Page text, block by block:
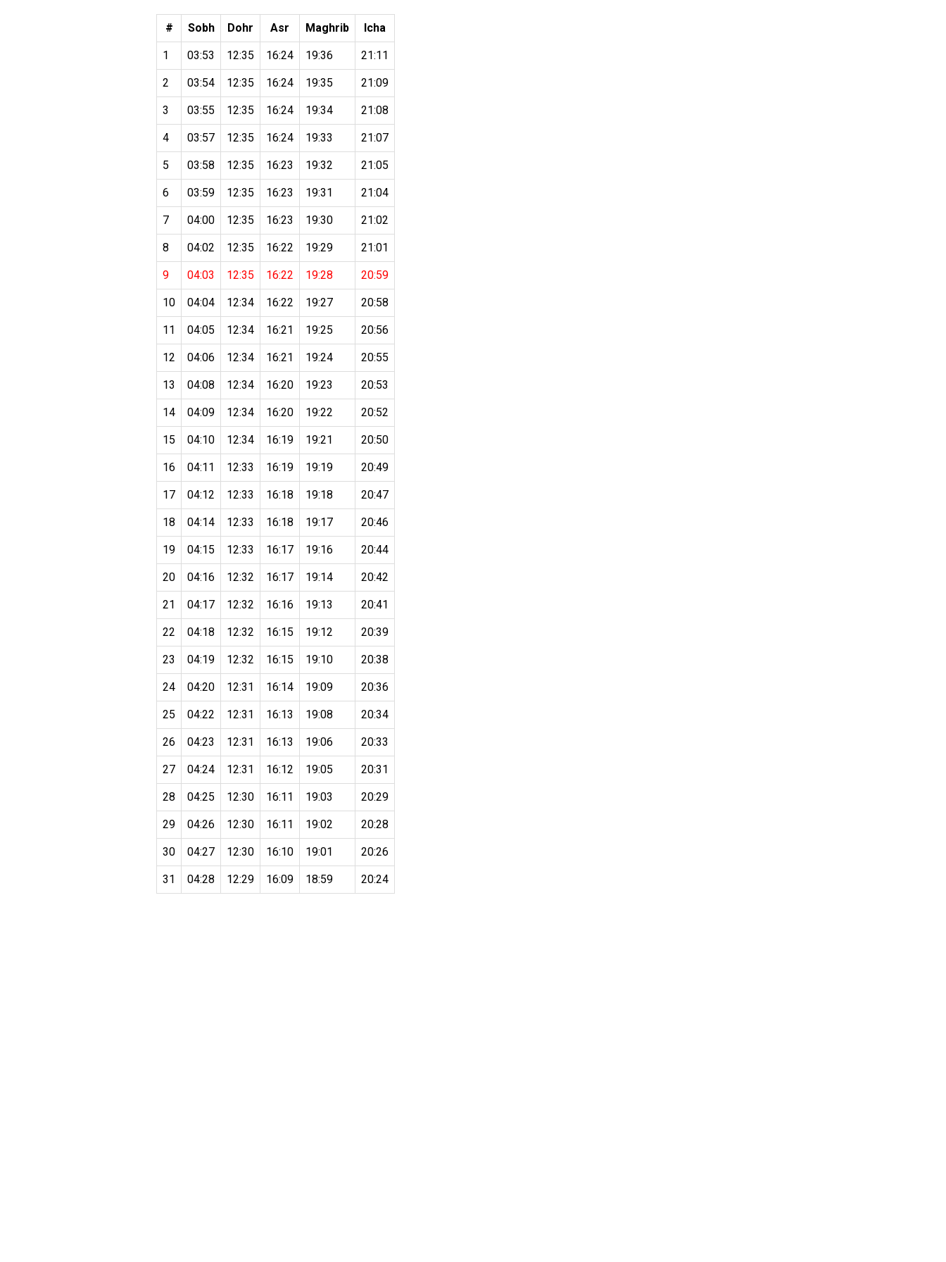
# Sobh Dohr Asr Maghrib Icha
1 03:53 12:35 16:24 19:36 21:11
2 03:54 12:35 16:24 19:35 21:09
3 03:55 12:35 16:24 19:34 21:08
4 03:57 12:35 16:24 19:33 21:07
5 03:58 12:35 16:23 19:32 21:05
6 03:59 12:35 16:23 19:31 21:04
7 04:00 12:35 16:23 19:30 21:02
8 04:02 12:35 16:22 19:29 21:01
9 04:03 12:35 16:22 19:28 20:59
10 04:04 12:34 16:22 19:27 20:58
11 04:05 12:34 16:21 19:25 20:56
12 04:06 12:34 16:21 19:24 20:55
13 04:08 12:34 16:20 19:23 20:53
14 04:09 12:34 16:20 19:22 20:52
15 04:10 12:34 16:19 19:21 20:50
16 04:11 12:33 16:19 19:19 20:49
17 04:12 12:33 16:18 19:18 20:47
18 04:14 12:33 16:18 19:17 20:46
19 04:15 12:33 16:17 19:16 20:44
20 04:16 12:32 16:17 19:14 20:42
21 04:17 12:32 16:16 19:13 20:41
22 04:18 12:32 16:15 19:12 20:39
23 04:19 12:32 16:15 19:10 20:38
24 04:20 12:31 16:14 19:09 20:36
25 04:22 12:31 16:13 19:08 20:34
26 04:23 12:31 16:13 19:06 20:33
27 04:24 12:31 16:12 19:05 20:31
28 04:25 12:30 16:11 19:03 20:29
29 04:26 12:30 16:11 19:02 20:28
30 04:27 12:30 16:10 19:01 20:26
31 04:28 12:29 16:09 18:59 20:24